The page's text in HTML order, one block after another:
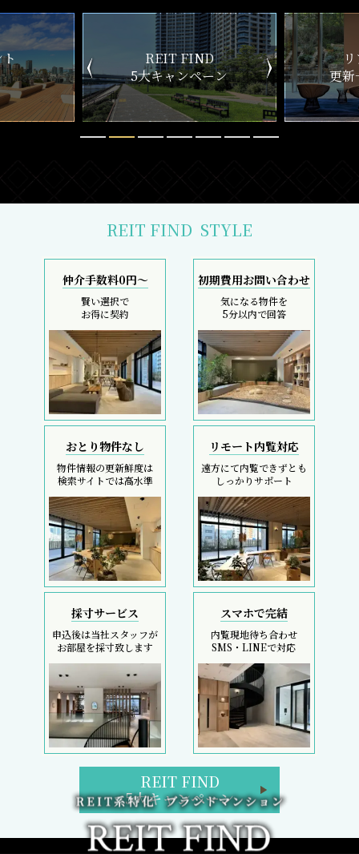
ン
リアルタイム
更新一覧チェック
新
REIT FIND STYLE
仲介手数料0円～
賢い選択で
お得に契約
初期費用お問い合わせ
気になる物件を
5分以内で回答
おとり物件なし
物件情報の更新鮮度は
検索サイトでは高水準
リモート内覧対応
遠方にて内覧できずとも
しっかりサポート
採寸サービス
申込後は当社スタッフが
お部屋を採寸致します
スマホで完結
内覧現地待ち合わせ
SMS・LINEで対応
REIT FIND
5大キャンペーン